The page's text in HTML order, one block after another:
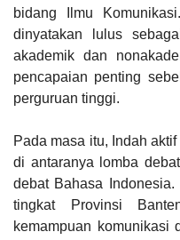
bidang Ilmu
dinyatakan lulus
akademik dan
pencapaian penting
perguruan tinggi.
Pada masa itu, Indah
di antaranya lomba
debat Bahasa
tingkat Provinsi
kemampuan komunikasi